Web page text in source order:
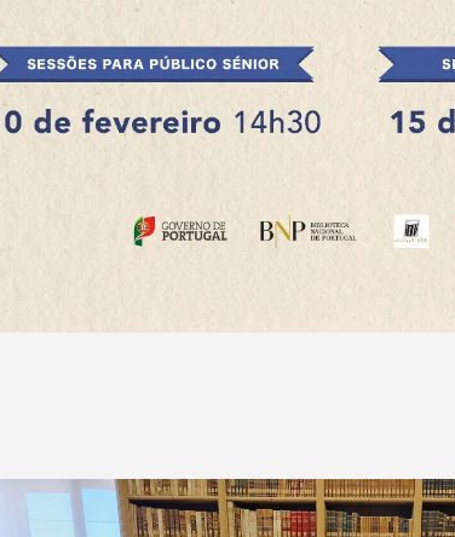
Categorias gerais